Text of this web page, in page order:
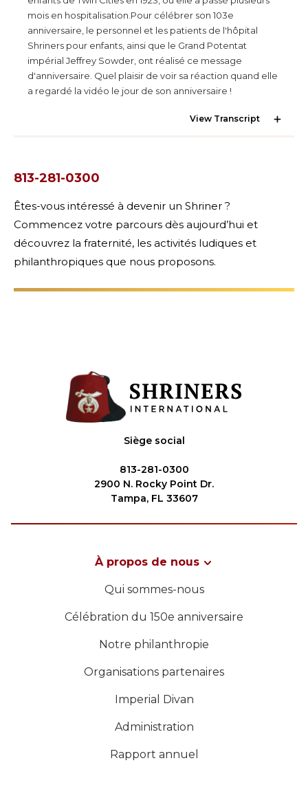
NOTRE PHILANTHROPIE
WOMEN IMPACTING CARE
mois en hospitalisation.Pour célébrer son 103e
anniversaire, le personnel et les patients de l'hôpital
Shriners pour enfants, ainsi que le Grand Potentat
impérial Jeffrey Sowder, ont réalisé ce message
d'anniversaire. Quel plaisir de voir sa réaction quand elle
a regardé la vidéo le jour de son anniversaire !
View Transcript
813-281-0300
Êtes-vous intéressé à devenir un Shriner ?
Commencez votre parcours dès aujourd’hui et
découvrez la fraternité, les activités ludiques et
philanthropiques que nous proposons.
Siège social
813-281-0300
2900 N. Rocky Point Dr.
Tampa, FL 33607
À propos de nous
Qui sommes-nous
Célébration du 150e anniversaire
Notre philanthropie
Organisations partenaires
Imperial Divan
Administration
Rapport annuel